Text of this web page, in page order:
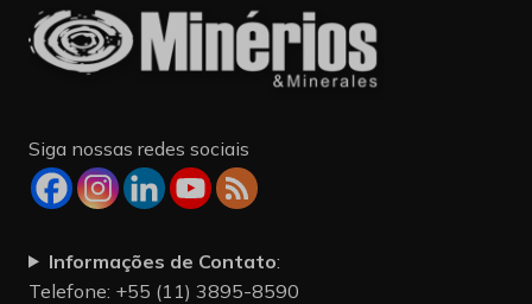
Siga nossas redes sociais
Informações de Contato:
Telefone: +55 (11) 3895-8590